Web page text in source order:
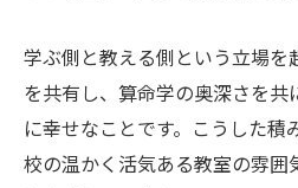
学ぶ側と教える側という立場を
を共有し、算命学の奥深さを共
に幸せなことです。こうした積
校の温かく活気ある教室の雰囲